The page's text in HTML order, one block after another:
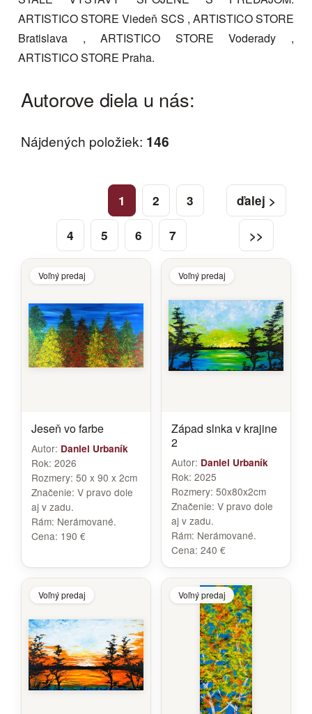
ARTISTICO STORE Viedeň SCS , ARTISTICO STORE
Bratislava , ARTISTICO STORE Voderady ,
ARTISTICO STORE Praha.
Autorove diela u nás:
Nájdených položiek: 146
ďalej >
>>
1 2 3
4 5 6 7
Voľný predaj
Jeseň vo farbe
Autor: Daniel Urbaník
Rok: 2026
Rozmery: 50 x 90 x 2cm
Značenie: V pravo dole
aj v zadu.
Rám: Nerámované.
Cena: 190 €
Voľný predaj
Západ slnka v krajine
2
Autor: Daniel Urbaník
Rok: 2025
Rozmery: 50x80x2cm
Značenie: V pravo dole
aj v zadu.
Rám: Nerámované.
Cena: 240 €
Voľný predaj Voľný predaj